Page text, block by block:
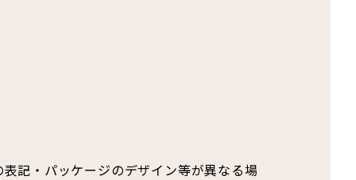
記・パッケージのデザイン等が異なる場